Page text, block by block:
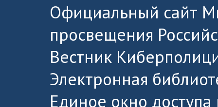
Официальный сайт
просвещения
Вестник
Электронная
Единое окно